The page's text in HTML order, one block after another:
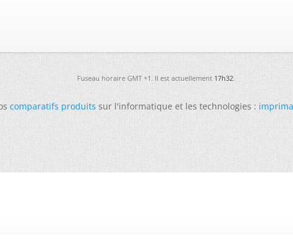
Fuseau horaire GMT +1. Il est actuellement17h32.
comparatifs produitssur l'informatique et les technologies :